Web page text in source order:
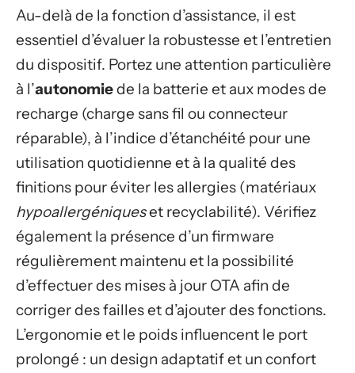
Au-delà de la fonction d’assistance, il est
essentiel d’évaluer la robustesse et l’entretien
du dispositif. Portez une attention particulière
à l’autonomiede la batterie et aux modes de
recharge (charge sans fil ou connecteur
réparable), à l’indice d’étanchéité pour une
utilisation quotidienne et à la qualité des
finitions pour éviter les allergies (matériaux
hypoallergéniqueset recyclabilité). Vérifiez
également la présence d’un firmware
régulièrement maintenu et la possibilité
d’effectuer des mises à jour OTA afin de
corriger des failles et d’ajouter des fonctions.
L’ergonomie et le poids influencent le port
prolongé : un design adaptatif et un confort